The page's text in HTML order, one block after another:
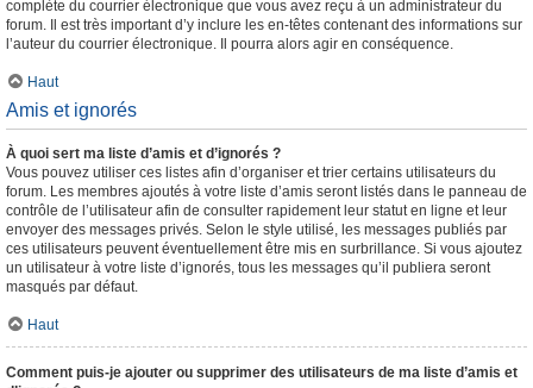
complète du courrier électronique que vous avez reçu à un administrateur du
forum. Il est très important d’y inclure les en-têtes contenant des informations sur
l’auteur du courrier électronique. Il pourra alors agir en conséquence.
Haut
Amis et ignorés
À quoi sert ma liste d’amis et d’ignorés ?
Vous pouvez utiliser ces listes afin d’organiser et trier certains utilisateurs du
forum. Les membres ajoutés à votre liste d’amis seront listés dans le panneau de
contrôle de l’utilisateur afin de consulter rapidement leur statut en ligne et leur
envoyer des messages privés. Selon le style utilisé, les messages publiés par
ces utilisateurs peuvent éventuellement être mis en surbrillance. Si vous ajoutez
un utilisateur à votre liste d’ignorés, tous les messages qu’il publiera seront
masqués par défaut.
Haut
Comment puis-je ajouter ou supprimer des utilisateurs de ma liste d’amis et